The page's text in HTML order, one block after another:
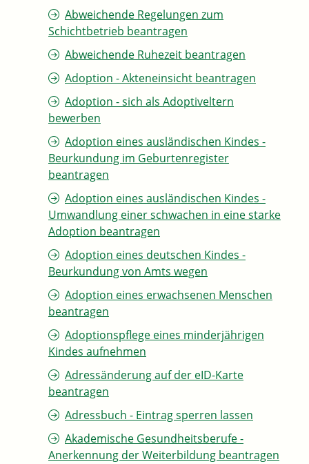
Abweichende Regelungen zum
Schichtbetrieb beantragen
Abweichende Ruhezeit beantragen
Adoption - Akteneinsicht beantragen
Adoption - sich als Adoptiveltern
bewerben
Adoption eines ausländischen Kindes -
Beurkundung im Geburtenregister
beantragen
Adoption eines ausländischen Kindes -
Umwandlung einer schwachen in eine starke
Adoption beantragen
Adoption eines deutschen Kindes -
Beurkundung von Amts wegen
Adoption eines erwachsenen Menschen
beantragen
Adoptionspflege eines minderjährigen
Kindes aufnehmen
Adressänderung auf der eID-Karte
beantragen
Adressbuch - Eintrag sperren lassen
Akademische Gesundheitsberufe -
Anerkennung der Weiterbildung beantragen